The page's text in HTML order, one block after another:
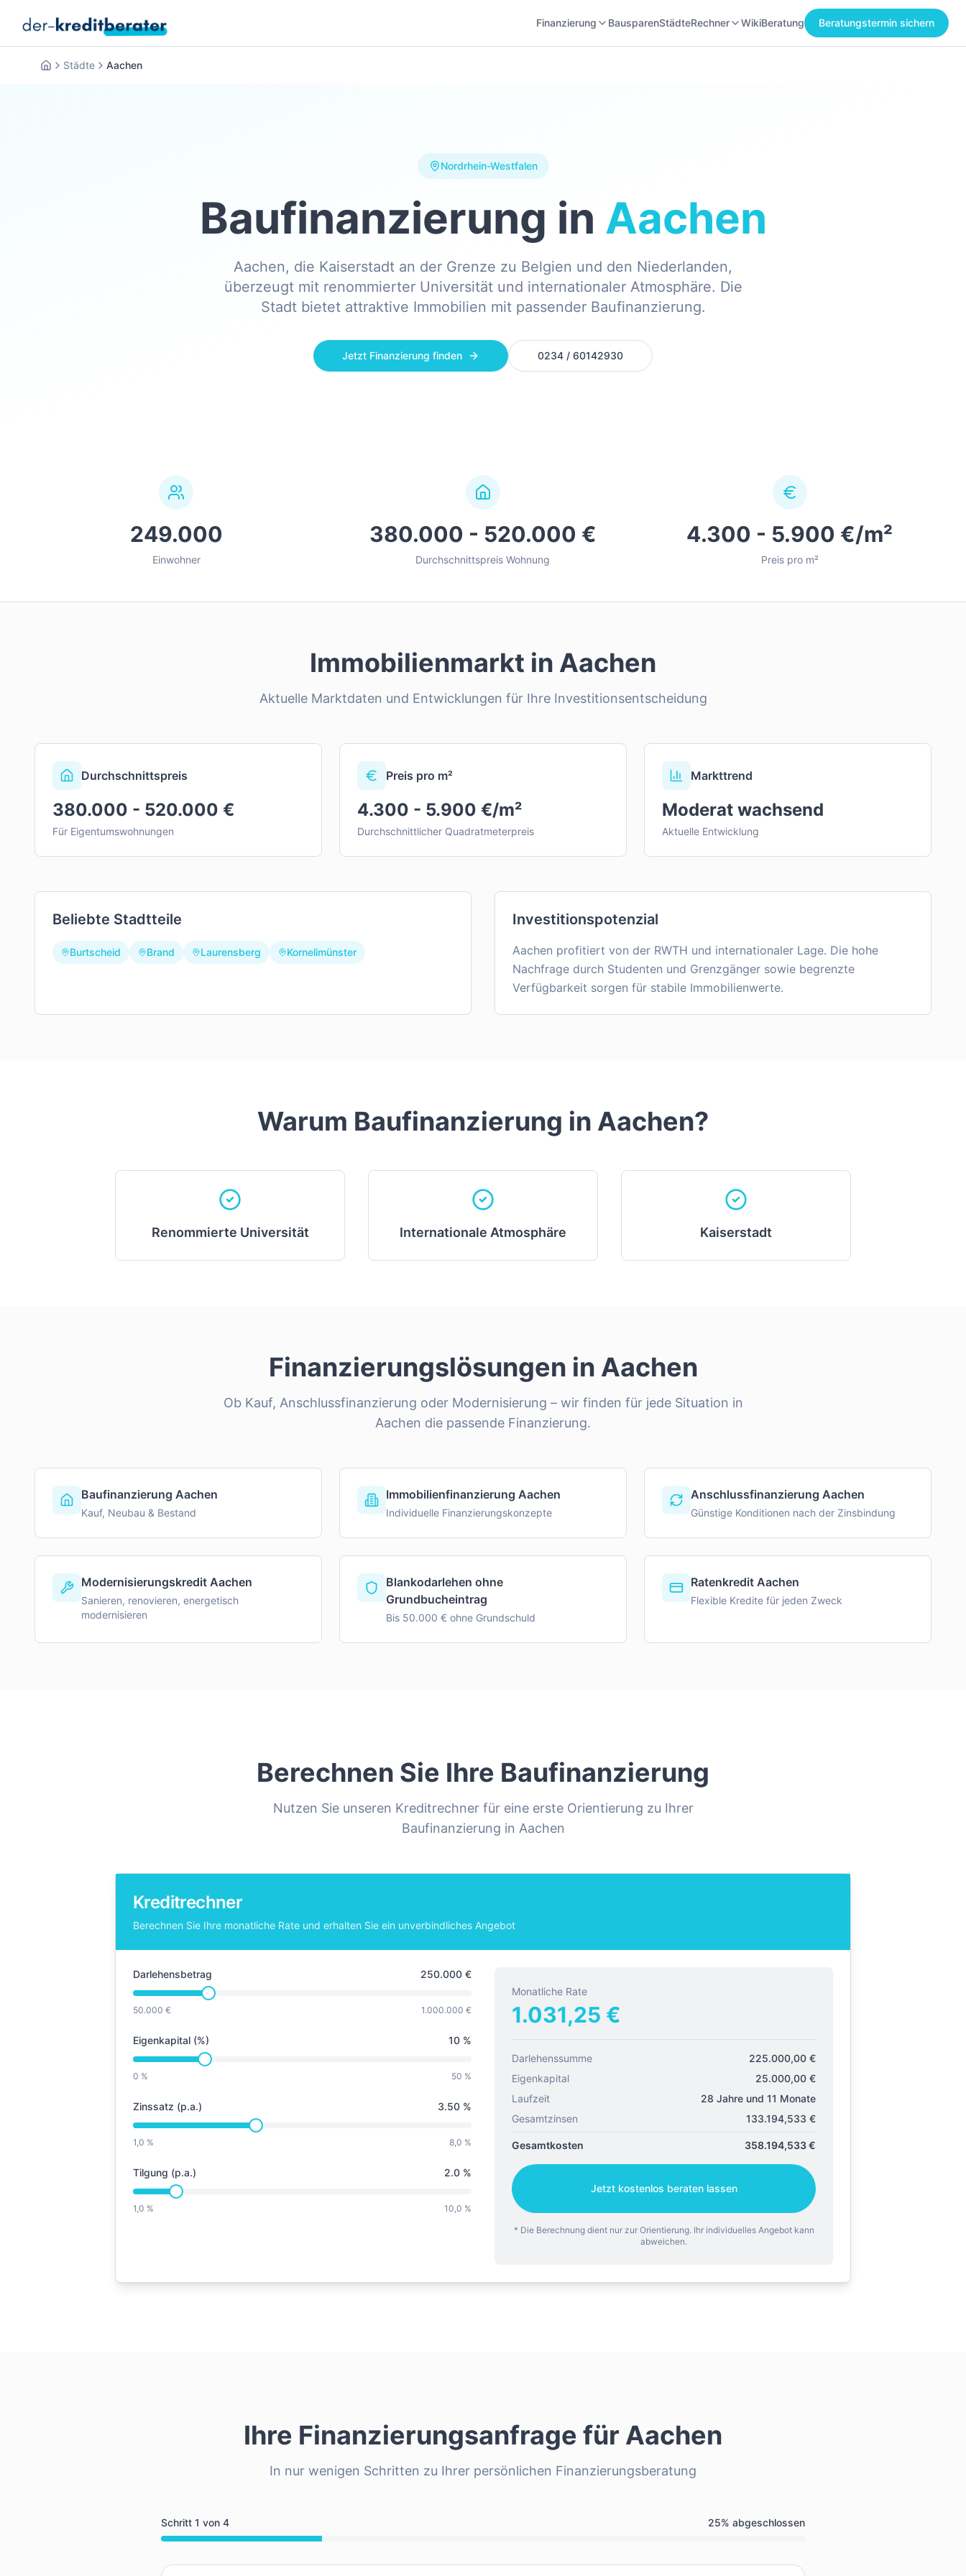
Finanzierung BausparenStädteRechner WikiBeratung Beratungstermin sichern
Startseite
Städte Aachen
Nordrhein-Westfalen
Baufinanzierung in Aachen
Aachen, die Kaiserstadt an der Grenze zu Belgien und den Niederlanden,
überzeugt mit renommierter Universität und internationaler Atmosphäre. Die
Stadt bietet attraktive Immobilien mit passender Baufinanzierung.
Jetzt Finanzierung finden 0234 / 60142930
249.000
Einwohner
380.000 - 520.000 €
Durchschnittspreis Wohnung
4.300 - 5.900 €/m²
Preis pro m²
Immobilienmarkt in Aachen
Aktuelle Marktdaten und Entwicklungen für Ihre Investitionsentscheidung
Durchschnittspreis
380.000 - 520.000 €
Für Eigentumswohnungen
Preis pro m²
4.300 - 5.900 €/m²
Durchschnittlicher Quadratmeterpreis
Markttrend
Moderat wachsend
Aktuelle Entwicklung
Beliebte Stadtteile
Burtscheid Brand Laurensberg Kornelimünster
Investitionspotenzial
Aachen profitiert von der RWTH und internationaler Lage. Die hohe
Nachfrage durch Studenten und Grenzgänger sowie begrenzte
Verfügbarkeit sorgen für stabile Immobilienwerte.
Warum Baufinanzierung in Aachen?
Renommierte Universität Internationale Atmosphäre Kaiserstadt
Finanzierungslösungen in Aachen
Ob Kauf, Anschlussfinanzierung oder Modernisierung – wir finden für jede Situation in
Aachen die passende Finanzierung.
Baufinanzierung Aachen
Kauf, Neubau & Bestand
Immobilienfinanzierung Aachen
Individuelle Finanzierungskonzepte
Anschlussfinanzierung Aachen
Günstige Konditionen nach der Zinsbindung
Modernisierungskredit Aachen
Sanieren, renovieren, energetisch
modernisieren
Blankodarlehen ohne
Grundbucheintrag
Bis 50.000 € ohne Grundschuld
Ratenkredit Aachen
Flexible Kredite für jeden Zweck
Berechnen Sie Ihre Baufinanzierung
Nutzen Sie unseren Kreditrechner für eine erste Orientierung zu Ihrer
Baufinanzierung in Aachen
Kreditrechner
Berechnen Sie Ihre monatliche Rate und erhalten Sie ein unverbindliches Angebot
Darlehensbetrag 250.000 €
50.000 € 1.000.000 €
Eigenkapital (%) 10 %
0 % 50 %
Zinssatz (p.a.) 3.50 %
1,0 % 8,0 %
Tilgung (p.a.) 2.0 %
1,0 % 10,0 %
Monatliche Rate
1.031,25 €
Darlehenssumme 225.000,00 €
Eigenkapital
25.000,00 €
Laufzeit
28 Jahre und 11 Monate
Gesamtzinsen
133.194,533 €
Gesamtkosten 358.194,533€
Jetzt kostenlos beraten lassen
* Die Berechnung dient nur zur Orientierung. Ihr individuelles Angebot kann
abweichen.
Ihre Finanzierungsanfrage für Aachen
In nur wenigen Schritten zu Ihrer persönlichen Finanzierungsberatung
Schritt 1 von 4 25% abgeschlossen